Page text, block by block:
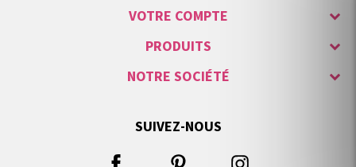
VOTRE COMPTE
PRODUITS
NOTRE SOCIÉTÉ
SUIVEZ-NOUS